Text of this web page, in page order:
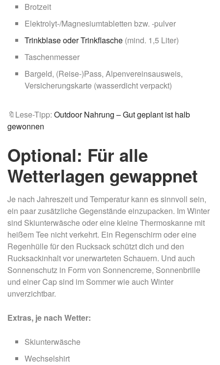
Brotzeit
Elektrolyt-/Magnesiumtabletten bzw. -pulver
Trinkblase oder Trinkflasche (mind. 1,5 Liter)
Taschenmesser
Bargeld, (Reise-)Pass, Alpenvereinsausweis,
Versicherungskarte (wasserdicht verpackt)
🔖Lese-Tipp: Outdoor Nahrung – Gut geplant ist halb
gewonnen
Optional: Für alle
Wetterlagen gewappnet
Je nach Jahreszeit und Temperatur kann es sinnvoll sein,
ein paar zusätzliche Gegenstände einzupacken. Im Winter
sind Skiunterwäsche oder eine kleine Thermoskanne mit
heißem Tee nicht verkehrt. Ein Regenschirm oder eine
Regenhülle für den Rucksack schützt dich und den
Rucksackinhalt vor unerwarteten Schauern. Und auch
Sonnenschutz in Form von Sonnencreme, Sonnenbrille
und einer Cap sind im Sommer wie auch Winter
unverzichtbar.
Extras, je nach Wetter:
Skiunterwäsche
Wechselshirt